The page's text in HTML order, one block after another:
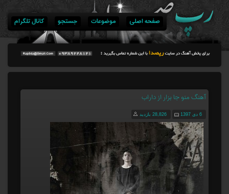
صفحه اصلی موضوعات جستجو کانال تلگرام
آهنگ منو جا بزار از داراب
6 دی 1397 28,826 بازدید